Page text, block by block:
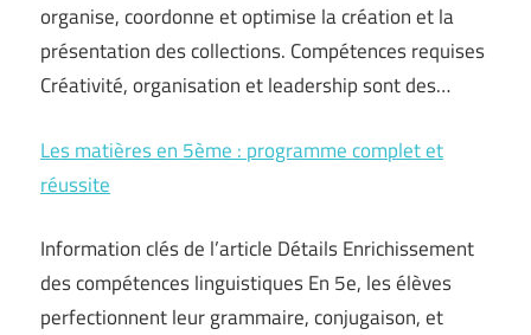
organise, coordonne et optimise la création et la
présentation des collections. Compétences requises
Créativité, organisation et leadership sont des…
Les matières en 5ème : programme complet et
réussite
Information clés de l’article Détails Enrichissement
des compétences linguistiques En 5e, les élèves
perfectionnent leur grammaire, conjugaison, et